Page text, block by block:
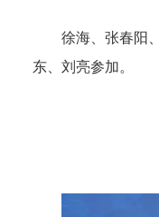
徐海、张春阳
东、刘亮参加。